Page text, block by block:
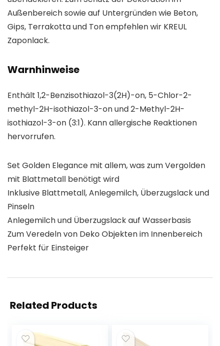
Außenbereich sowie auf Untergründen wie Beton,
Gips, Terrakotta und Ton empfehlen wir KREUL
Zaponlack.
Warnhinweise
Enthält 1,2-Benzisothiazol-3(2H)-on, 5-Chlor-2-
methyl-2H-isothiazol-3-on und 2-Methyl-2H-
isothiazol-3-on (3:1). Kann allergische Reaktionen
hervorrufen.
Set Golden Elegance mit allem, was zum Vergolden
mit Blattmetall benötigt wird
Inklusive Blattmetall, Anlegemilch, Überzugslack und
Pinseln
Anlegemilch und Überzugslack auf Wasserbasis
Zum Veredeln von Deko Objekten im Innenbereich
Perfekt für Einsteiger
Related Products